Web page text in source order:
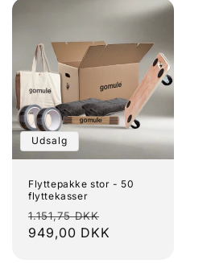
Udsalg
Flyttepakke stor - 50
flyttekasser
Normalpris
1.151,75 DKK
949,00 DKK